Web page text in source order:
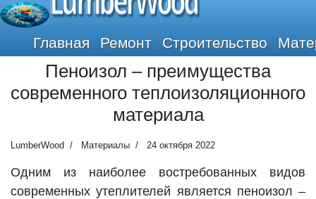
Главная Ремонт Строительство
Пеноизол – преимущества
современного теплоизоляционного
материала
LumberWood Материалы 24 октября 2022
Одним из наиболее востребованных видов
современных утеплителей является пеноизол –